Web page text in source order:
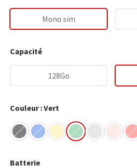
Mono sim
Capacité
128Go
Couleur : Vert
Batterie